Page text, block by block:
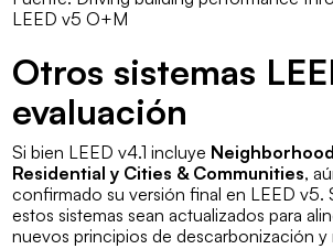
LEED v5 O+M
Otros sistemas
evaluación
Si bien LEED v4.1 incluye
Residential y Cities & Communities,
confirmado su versión final en LEED v5.
estos sistemas sean actualizados para
nuevos principios de descarbonización y